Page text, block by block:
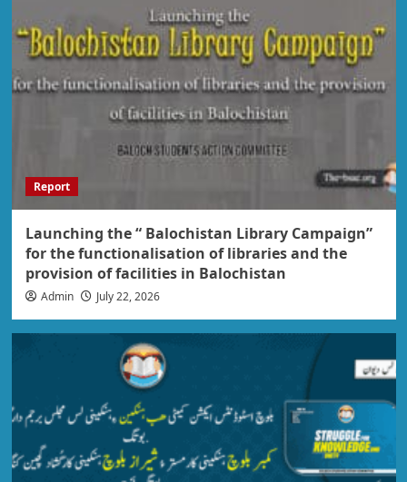
Report
Launching the “ Balochistan Library Campaign”
for the functionalisation of libraries and the
provision of facilities in Balochistan
Admin July 22, 2026